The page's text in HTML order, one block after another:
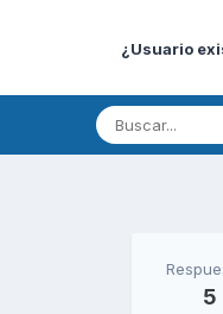
¿Usuario
5